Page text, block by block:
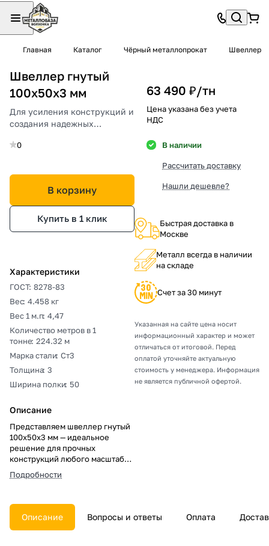
Главная Каталог Чёрный металлопрокат Швеллер
Швеллер гнутый
100х50х3 мм
Для усиления конструкций и
создания надежных
0
В корзину
Купить в 1 клик
Характеристики
ГОСТ: 8278-83
Вес: 4.458 кг
Вес 1 м.п: 4,47
Количество метров в 1
тонне: 224.32 м
Марка стали: Ст3
Толщина: 3
Ширина полки: 50
Описание
Представляем швеллер гнутый
100х50х3 мм — идеальное
решение для прочных
конструкций любого масштаба.
Обеспечивает надежность и
простоту монтажа на
размеров. Идеален для
застройщиков и промышленных
предприятий. Откройте для
Подробности
63 490 ₽/тн
Цена указана без учета
НДС
В наличии
Рассчитать доставку
Нашли дешевле?
Быстрая доставка в
Москве
Металл всегда в наличии
на складе
Счет за 30 минут
Указанная на сайте цена носит
информационный характер и может
отличаться от итоговой. Перед
оплатой уточняйте актуальную
стоимость у менеджера. Информация
не является публичной офертой.
Описание Вопросы и ответы Оплата